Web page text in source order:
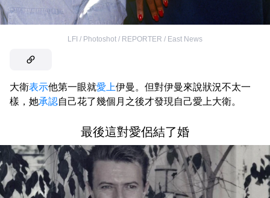
LFI / Photoshot / REPORTER / East News
大衛表示他第一眼就愛上伊曼。但對伊曼來說狀況不太一
樣，她承認自己花了幾個月之後才發現自己愛上大衛。
最後這對愛侶結了婚